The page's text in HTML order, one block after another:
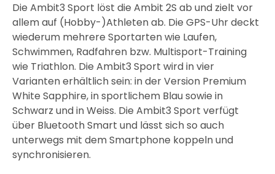
Die Ambit3 Sport löst die Ambit 2S ab und zielt vor
allem auf (Hobby-)Athleten ab. Die GPS-Uhr deckt
wiederum mehrere Sportarten wie Laufen,
Schwimmen, Radfahren bzw. Multisport-Training
wie Triathlon. Die Ambit3 Sport wird in vier
Varianten erhältlich sein: in der Version Premium
White Sapphire, in sportlichem Blau sowie in
Schwarz und in Weiss. Die Ambit3 Sport verfügt
über Bluetooth Smart und lässt sich so auch
unterwegs mit dem Smartphone koppeln und
synchronisieren.